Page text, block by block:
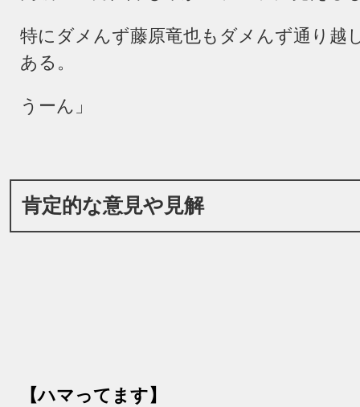
特にダメんず藤原竜也もダメんず通り越
ある。
うーん」
肯定的な意見や見解
【ハマってます】